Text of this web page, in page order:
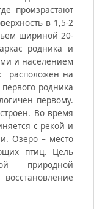
произрастают
в 1,5-2
шириной 20-
родника и
и населением
расположен на
родника
первому.
Во время
с рекой и
Озеро – место
птиц. Цель
природной